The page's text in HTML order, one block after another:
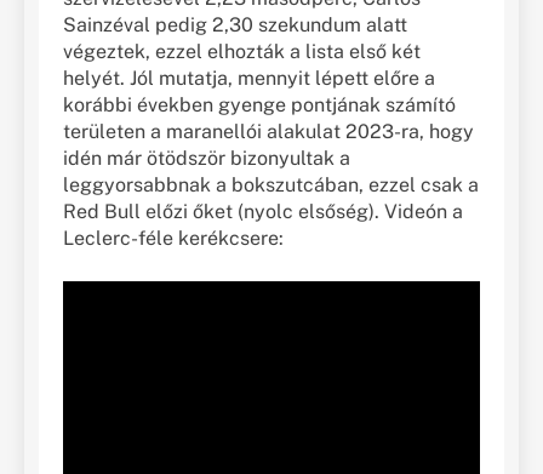
Sainzéval pedig 2,30 szekundum alatt
végeztek, ezzel elhozták a lista első két
helyét. Jól mutatja, mennyit lépett előre a
korábbi években gyenge pontjának számító
területen a maranellói alakulat 2023-ra, hogy
idén már ötödször bizonyultak a
leggyorsabbnak a bokszutcában, ezzel csak a
Red Bull előzi őket (nyolc elsőség). Videón a
Leclerc-féle kerékcsere: